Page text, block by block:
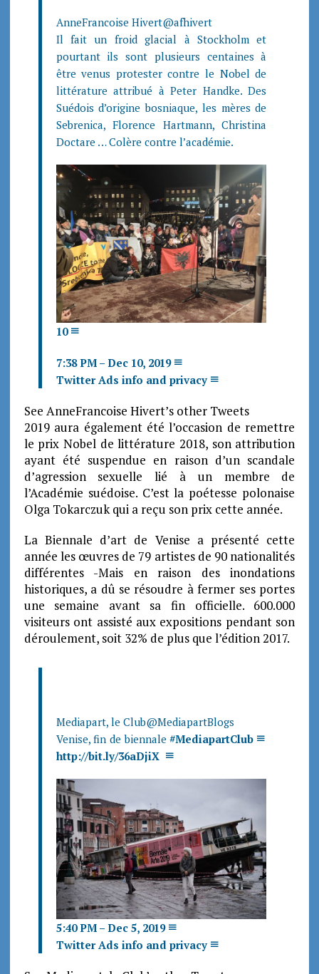
AnneFrancoise Hivert@afhivert
Il fait un froid glacial à Stockholm et
pourtant ils sont plusieurs centaines à
être venus protester contre le Nobel de
littérature attribué à Peter Handke. Des
Suédois d’origine bosniaque, les mères de
Sebrenica, Florence Hartmann, Christina
Doctare … Colère contre l’académie.
10
7:38 PM – Dec 10, 2019
Twitter Ads info and privacy
See AnneFrancoise Hivert’s other Tweets
2019 aura également été l’occasion de remettre
le prix Nobel de littérature 2018, son attribution
ayant été suspendue en raison d’un scandale
d’agression sexuelle lié à un membre de
l’Académie suédoise. C’est la poétesse polonaise
Olga Tokarczuk qui a reçu son prix cette année.
La Biennale d’art de Venise a présenté cette
année les œuvres de 79 artistes de 90 nationalités
différentes -Mais en raison des inondations
historiques, a dû se résoudre à fermer ses portes
une semaine avant sa fin officielle. 600.000
visiteurs ont assisté aux expositions pendant son
déroulement, soit 32% de plus que l’édition 2017.
Mediapart, le Club@MediapartBlogs
Venise, fin de biennale#MediapartClub
http://bit.ly/36aDjiX
5:40 PM – Dec 5, 2019
Twitter Ads info and privacy